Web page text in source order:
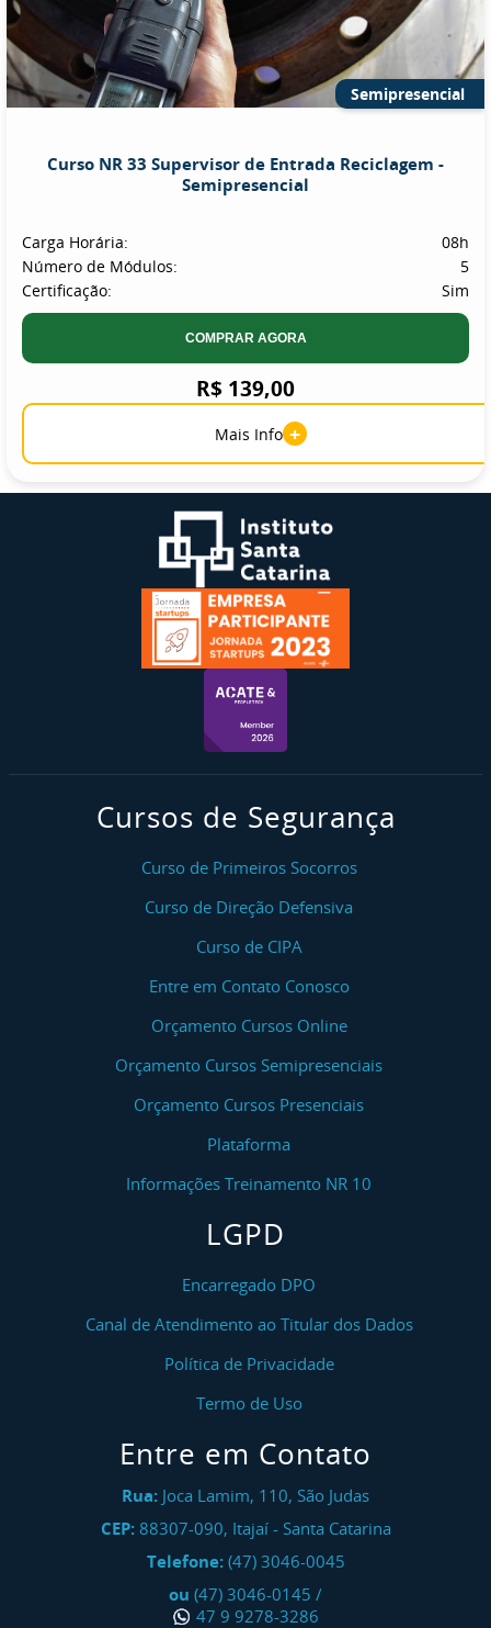
Semipresencial
Curso NR 33 Supervisor de Entrada Reciclagem -
Semipresencial
Carga Horária:
08h
Número de Módulos:
5
Certificação:
Sim
COMPRAR AGORA
R$ 139,00
Mais Info +
Cursos de Segurança
Curso de Primeiros Socorros
Curso de Direção Defensiva
Curso de CIPA
Entre em Contato Conosco
Orçamento Cursos Online
Orçamento Cursos Semipresenciais
Orçamento Cursos Presenciais
Plataforma
Informações Treinamento NR 10
LGPD
Encarregado DPO
Canal de Atendimento ao Titular dos Dados
Política de Privacidade
Termo de Uso
Entre em Contato
Rua: Joca Lamim, 110, São Judas
CEP: 88307-090, Itajaí- Santa Catarina
Telefone: (47) 3046-0045
ou (47) 3046-0145 /
47 9 9278-3286